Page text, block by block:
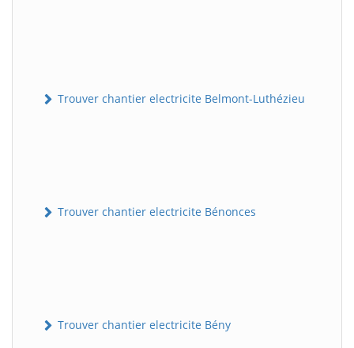
Trouver chantier electricite Belmont-Luthézieu
Trouver chantier electricite Bénonces
Trouver chantier electricite Bény